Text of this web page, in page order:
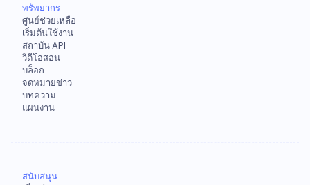
ทรัพยากร
ศูนย์ช่วยเหลือ
เริ่มต้นใช้งาน
สถาบัน API
วิดีโอสอน
บล็อก
จดหมายข่าว
บทความ
แผนงาน
สนับสนุน